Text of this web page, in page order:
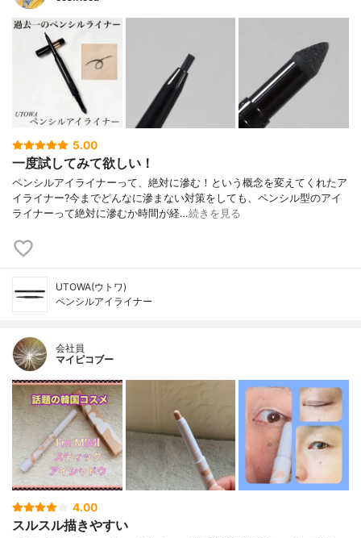
5.00
一度試してみて欲しい！
ペンシルアイライナーって、絶対に滲む！という概念を変えてくれたア
イライナー?今までどんなに滲まない対策をしても、ペンシル型のアイ
ライナーって絶対に滲むか時間が経…続きを見る
UTOWA(ウトワ)
ペンシルアイライナー
会社員
マイピコブー
4.00
スルスル描きやすい